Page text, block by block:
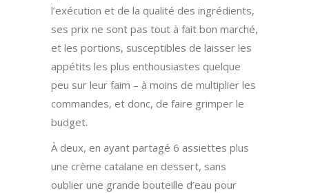
l’exécution et de la qualité des ingrédients,
ses prix ne sont pas tout à fait bon marché,
et les portions, susceptibles de laisser les
appétits les plus enthousiastes quelque
peu sur leur faim – à moins de multiplier les
commandes, et donc, de faire grimper le
budget.
À deux, en ayant partagé 6 assiettes plus
une crème catalane en dessert, sans
oublier une grande bouteille d’eau pour